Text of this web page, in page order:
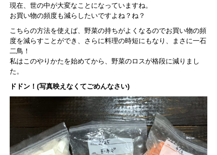
現在、世の中が大変なことになっていますね。
お買い物の頻度も減らしたいですよね？ね？
こちらの方法を使えば、野菜の持ちがよくなるのでお買い物の頻
度を減らすことができ、さらに料理の時短にもなり、まさに一石
二鳥！
私はこのやりかたを始めてから、野菜のロスが格段に減りまし
た。
ドドン！(写真映えなくてごめんなさい)